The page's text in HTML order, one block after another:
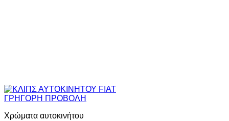
ΓΡΗΓΟΡΗ ΠΡΟΒΟΛΗ
Χρώματα αυτοκινήτου